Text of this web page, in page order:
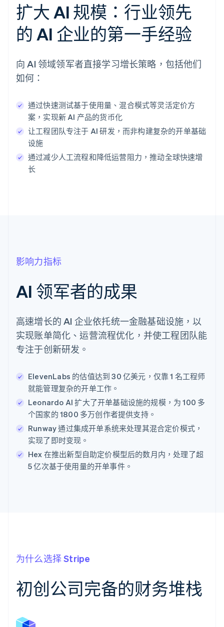
扩大 AI 规模：行业领先
的 AI 企业的第一手经验
向 AI 领域领军者直接学习增长策略，包括他们
如何：
通过快速测试基于使用量、混合模式等灵活定价方
案，实现新 AI 产品的货币化
让工程团队专注于 AI 研发，而非构建复杂的开单基础
设施
通过减少人工流程和降低运营阻力，推动全球快速增
长
影响力指标
AI 领军者的成果
高速增长的 AI 企业依托统一金融基础设施，以
实现账单简化、运营流程优化，并使工程团队能
专注于创新研发。
ElevenLabs 的估值达到 30 亿美元，仅靠 1 名工程师
就能管理复杂的开单工作。
Leonardo AI 扩大了开单基础设施的规模，为 100 多
个国家的 1800 多万创作者提供支持。
Runway 通过集成开单系统来处理其混合定价模式，
实现了即时变现。
Hex 在推出新型自助定价模型后的数月内，处理了超
5 亿次基于使用量的开单事件。
为什么选择 Stripe
初创公司完备的财务堆栈